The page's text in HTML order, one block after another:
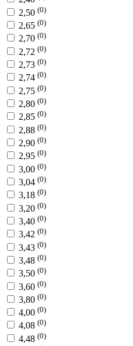
2,50 (0)
2,65 (0)
2,70 (0)
2,72 (0)
2,73 (0)
2,74 (0)
2,75 (0)
2,80 (0)
2,85 (0)
2,88 (0)
2,90 (0)
2,95 (0)
3,00 (0)
3,04 (0)
3,18 (0)
3,20 (0)
3,40 (0)
3,42 (0)
3,43 (0)
3,48 (0)
3,50 (0)
3,60 (0)
3,80 (0)
4,00 (0)
4,08 (0)
4,48 (0)